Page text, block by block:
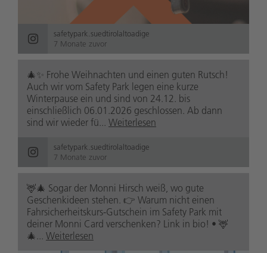
safetypark.suedtirolaltoadige
7 Monate zuvor
🎄✨ Frohe Weihnachten und einen guten Rutsch!
Auch wir vom Safety Park legen eine kurze
Winterpause ein und sind von 24.12. bis
einschließlich 06.01.2026 geschlossen. Ab dann
sind wir wieder fü... Weiterlesen
safetypark.suedtirolaltoadige
7 Monate zuvor
🦌🎄 Sogar der Monni Hirsch weiß, wo gute
Geschenkideen stehen. 👉 Warum nicht einen
Fahrsicherheitskurs-Gutschein im Safety Park mit
deiner Monni Card verschenken? Link in bio! • 🦌
🎄... Weiterlesen